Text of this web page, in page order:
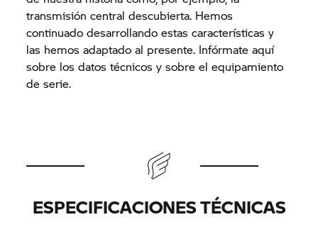
transmisión central descubierta. Hemos
continuado desarrollando estas características y
las hemos adaptado al presente. Infórmate aquí
sobre los datos técnicos y sobre el equipamiento
de serie.
ESPECIFICACIONES TÉCNICAS